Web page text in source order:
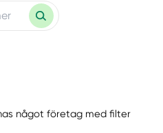
något företag med filter